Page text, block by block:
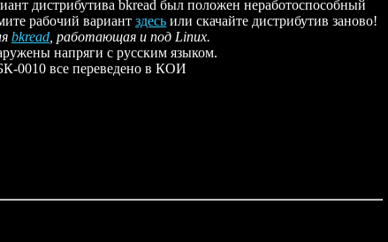
дистрибутива bkread был положен неработоспособный
рабочий вариант здесь или скачайте дистрибутив заново!
bkread , работающая и под Linux.
напряги с русским языком.
0010 все переведено в КОИ